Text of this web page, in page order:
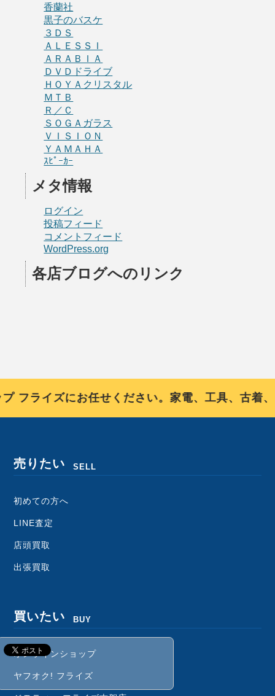
香蘭社
黒子のバスケ
３ＤＳ
ＡＬＥＳＳＩ
ＡＲＡＢＩＡ
ＤＶＤドライブ
ＨＯＹＡクリスタル
ＭＴＢ
Ｒ／Ｃ
ＳＯＧＡガラス
ＶＩＳＩＯＮ
ＹＡＭＡＨＡ
ｽﾋﾟｰｶｰ
メタ情報
ログイン
投稿フィード
コメントフィード
WordPress.org
各店ブログへのリンク
イズにお任せください。家電、工具、古着、
売りたい SELL
初めての方へ
LINE査定
店頭買取
出張買取
買いたい BUY
オンラインショップ
ヤフオク! フライズ